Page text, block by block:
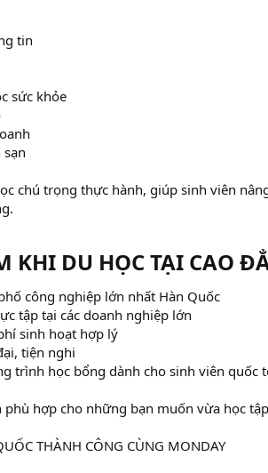
tin
sức khỏe
sạn
chú trọng thực hành, giúp sinh viên
KHI DU HỌC TẠI CAO
công nghiệp lớn nhất Hàn Quốc
tập tại các doanh nghiệp lớn
sinh hoạt hợp lý
tiện nghi
trình học bổng dành cho sinh viên quốc
phù hợp cho những bạn muốn vừa học
THÀNH CÔNG CÙNG MONDAY